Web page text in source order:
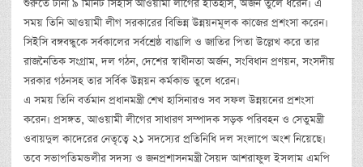
শুরুতে টানা ৯ মিনিট সিইসি আওয়ামী লীগের ইতিহাস, অর্জন তুলে ধরেন। এ
সময় তিনি আওয়ামী লীগ সরকারের বিভিন্ন উন্নয়নমূলক কাজের প্রশংসা করেন।
সিইসি বঙ্গবন্ধুকে সর্বকালের সর্বশ্রেষ্ঠ বাঙালি ও জাতির পিতা উল্লেখ করে তার
রাজনৈতিক সংগ্রাম, দল গঠন, দেশের স্বাধীনতা অর্জন, সংবিধান প্রণয়ন, সংসদীয়
সরকার গঠনসহ তার সর্বিক উন্নয়ন কর্মকান্ড তুলে ধরেন।
এ সময় তিনি বর্তমান প্রধানমন্ত্রী শেখ হাসিনারও সব সফল উন্নয়নের প্রশংসা
করেন। প্রসঙ্গত, আওয়ামী লীগের সাধারণ সম্পাদক সড়ক পরিবহন ও সেতুমন্ত্রী
ওবায়দুল কাদেরের নেতৃত্বে ২১ সদস্যের প্রতিনিধি দল সংলাপে অংশ নিয়েছে।
তবে সভাপতিমন্ডলীর সদস্য ও জনপ্রশাসনমন্ত্রী সৈয়দ আশরাফুল ইসলাম এমপি